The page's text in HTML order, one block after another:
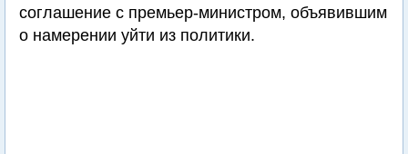
соглашение с премьер-министром, объявившим
о намерении уйти из политики.